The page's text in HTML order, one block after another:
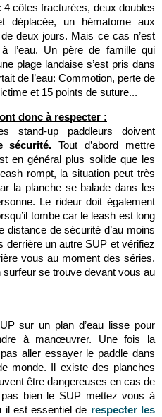
côtes fracturées, deux doubles
déplacée, un hématome aux
deux jours. Mais ce cas n’est
l’eau. Un père de famille qui
plage landaise s’est pris dans
de l’eau: Commotion, perte de
et 15 points de suture...
donc à respecter :
stand-up paddleurs doivent
sécurité.
Tout d’abord mettre
en général plus solide que les
rompt, la situation peut très
la planche se balade dans les
Le rideur doit également
tombe car le leash est long
distance de sécurité d’au moins
un autre SUP et vérifiez
vous au moment des séries.
se trouve devant vous au
sur un plan d’eau lisse pour
à manœuvrer. Une fois la
aller essayer le paddle dans
monde. Il existe des planches
être dangereuses en cas de
bien le SUP mettez vous à
il est essentiel de respecter les